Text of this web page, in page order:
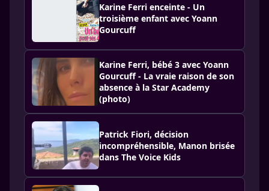
Karine Ferri enceinte - Un
troisième enfant avec Yoann
Gourcuff
Karine Ferri, bébé 3 avec Yoann
Gourcuff - La vraie raison de son
absence à la Star Academy
(photo)
Patrick Fiori, décision
incompréhensible, Manon brisée
dans The Voice Kids